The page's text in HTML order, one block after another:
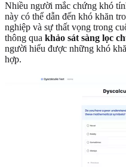
Nhiều người mắc chứng khó
này có thể dẫn đến khó khăn
nghiệp và sự thất vọng trong
thông qua khảo sát sàng lọc
người hiểu được những khó
hợp.